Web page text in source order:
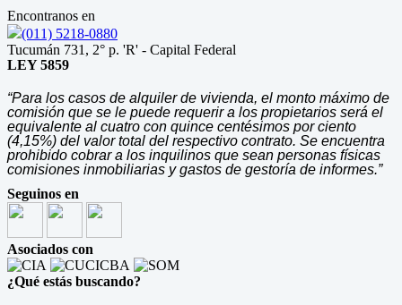
Encontranos en
(011) 5218-0880
Tucumán 731, 2° p. 'R' - Capital Federal
LEY 5859
“Para los casos de alquiler de vivienda, el monto máximo de
comisión que se le puede requerir a los propietarios será el
equivalente al cuatro con quince centésimos por ciento
(4,15%) del valor total del respectivo contrato. Se encuentra
prohibido cobrar a los inquilinos que sean personas físicas
comisiones inmobiliarias y gastos de gestoría de informes.”
Seguinos en
Asociados con
¿Qué estás buscando?